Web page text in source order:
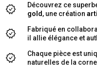
Découvrez ce
gold, une création
Fabriqué en
il allie élégance et
Chaque pièce est
naturelles de la